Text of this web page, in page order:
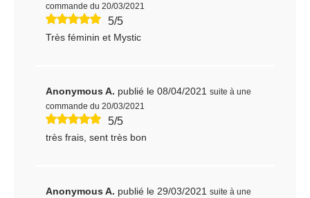
commande du 20/03/2021
5/5
Très féminin et Mystic
Anonymous A. publié le 08/04/2021 suite à une
commande du 20/03/2021
5/5
très frais, sent très bon
Anonymous A. publié le 29/03/2021 suite à une